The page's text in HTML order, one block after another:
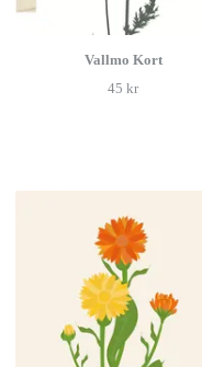
Vallmo Kort
45 kr